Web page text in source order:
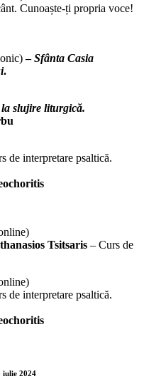
Cunoaște-ți propria voce!
–Sfânta Casia
.
slujire liturgică.
de interpretare psaltică.
Tsitsaris – Curs de
de interpretare psaltică.
iulie 2024